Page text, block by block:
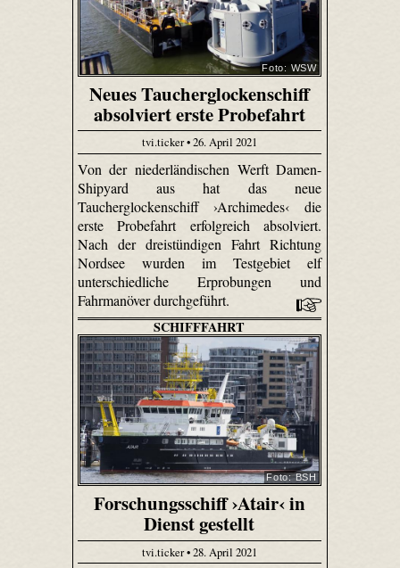
Foto: WSW
Neues Taucherglockenschiff
absolviert erste Probefahrt
tvi.ticker • 26. April 2021
Von der niederländischen Werft Damen-
Shipyard aus hat das neue
Taucherglockenschiff ›Archimedes‹ die
erste Probefahrt erfolgreich absolviert.
Nach der dreistündigen Fahrt Richtung
Nordsee wurden im Testgebiet elf
unterschiedliche Erprobungen und
Fahrmanöver durchgeführt.
SCHIFFFAHRT
Foto: BSH
Forschungsschiff ›Atair‹ in
Dienst gestellt
tvi.ticker • 28. April 2021